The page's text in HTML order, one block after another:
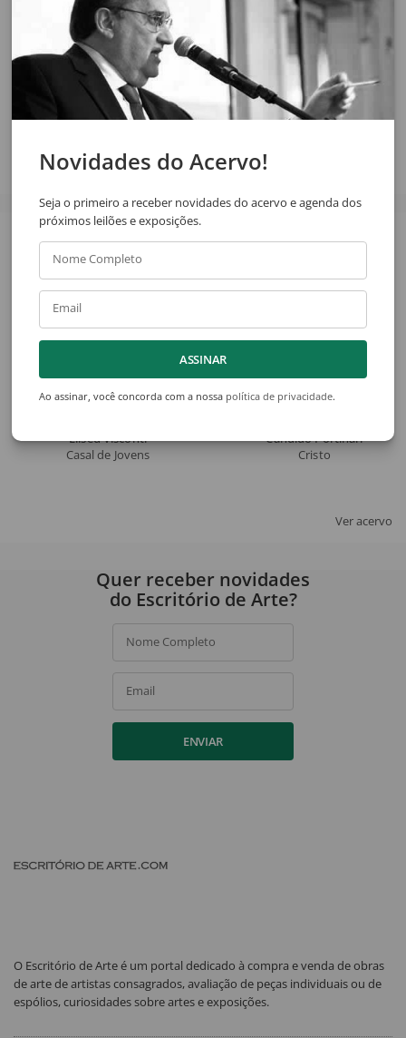
Solicite o orçamento da obra clicando no botão abaixo, após
confirmar o pedido de solicitação a resposta será enviada por email.
SOLICITAR ORÇAMENTO SOLICITAR VIA WHATSAPP
Veja também
Eliseu Visconti
Casal de Jovens
Candido Portinari
Cristo
Ver acervo
Novidades do Acervo!
Seja o primeiro a receber novidades do acervo e agenda dos
próximos leilões e exposições.
Nome Completo
Email
ASSINAR
Ao assinar, você concorda com a nossa política de privacidade.
Quer receber novidades
do Escritório de Arte?
Nome Completo
Email
ENVIAR
O Escritório de Arte é um portal dedicado à compra e venda de obras
de arte de artistas consagrados, avaliação de peças individuais ou de
espólios, curiosidades sobre artes e exposições.